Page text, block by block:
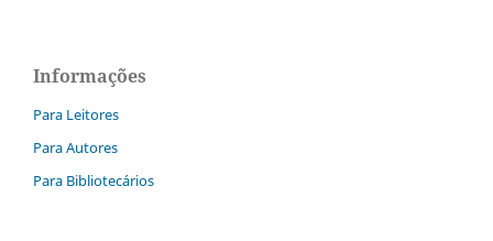
Informações
Para Leitores
Para Autores
Para Bibliotecários